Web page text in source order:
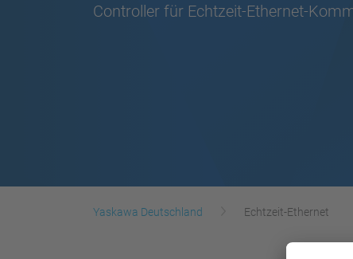
Controller für Echtzeit-Ethernet-
Yaskawa Deutschland Echtzeit-Ethernet